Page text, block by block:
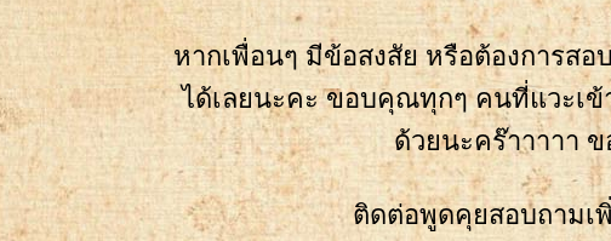
หากเพื่อนๆ มีข้อสงสัย หรือต้องการสอ
ได้เลยนะคะ ขอบคุณทุกๆ คนที่แวะเ
ด้วยนะคร๊าาาาา
ติดต่อพูดคุยสอบถามเ